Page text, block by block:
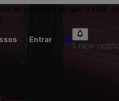
ou mais altos do que o valor
Entrar
1 new